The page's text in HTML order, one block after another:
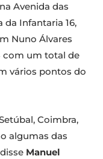
Avenida das
da Infantaria 16,
Nuno Álvares
com um total de
vários pontos do
Coimbra,
algumas das
Manuel